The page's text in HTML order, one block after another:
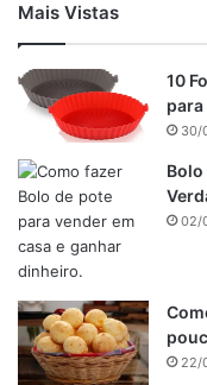
3 caixas deleite
9 colheres de
1 caixinha de creme
Modo de preparar o
Em um liquidificador,
rodelas, os ovos, o
Transfira para uma
ficar homogêneo.
delicadamente.
Mais Vistas
10
30/
02/
22/